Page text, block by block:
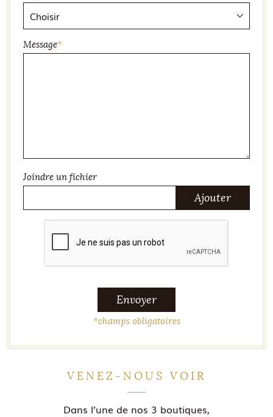
Message*
Joindre un fichier
Ajouter
Envoyer
*champs obligatoires
VENEZ-NOUS VOIR
Dans l’une de nos 3 boutiques,